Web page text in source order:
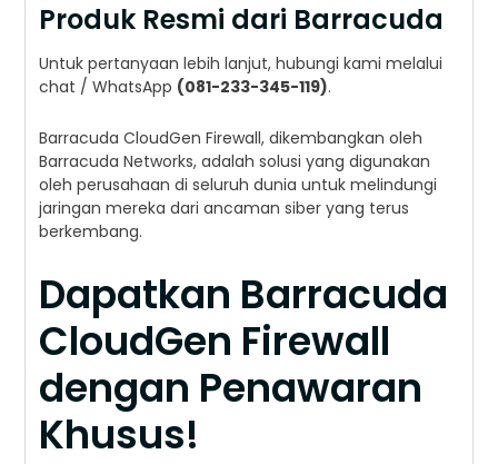
Produk Resmi dari Barracuda
Untuk pertanyaan lebih lanjut, hubungi kami melalui
chat / WhatsApp (081-233-345-119).
Barracuda CloudGen Firewall, dikembangkan oleh
Barracuda Networks, adalah solusi yang digunakan
oleh perusahaan di seluruh dunia untuk melindungi
jaringan mereka dari ancaman siber yang terus
berkembang.
Dapatkan Barracuda
CloudGen Firewall
dengan Penawaran
Khusus!